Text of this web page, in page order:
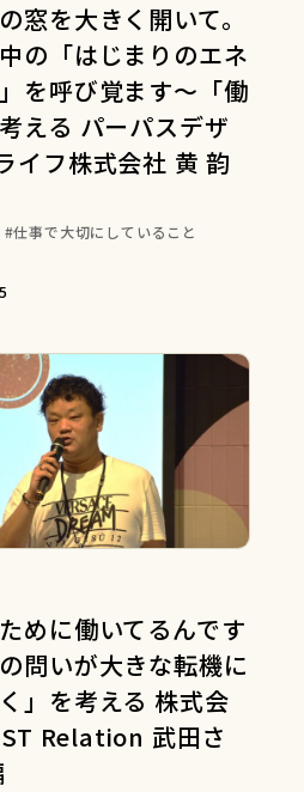
窓を大きく開いて。
の「はじまりのエネ
を呼び覚ます～「働
える パーパスデザ
イフ株式会社 黄 韵
仕事で大切にしていること
ために働いてるんです
問いが大きな転機に
」を考える 株式会
Relation 武田さ